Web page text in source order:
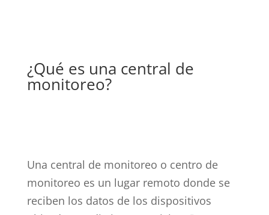
¿Qué es una central de
monitoreo?
Una central de monitoreo o centro de
monitoreo es un lugar remoto donde se
reciben los datos de los dispositivos